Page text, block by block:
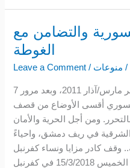
والتضامن مع
الغوطة
Leave a Comment / منوعات /
انطلقت الثورة السورية في شهر مارس/آذار 2011، وبعد مرور 7
أقسى الأوضاع من قصف
ومن أجل الحرية والأمان
الشرقية في ريف دمشق، واحياءً
وقف كادر مزايا ونساء كفرنبل
في كفرنبل
احياء
ذكرى
الثورة
السورية
والتضامن
مع
الغوطة